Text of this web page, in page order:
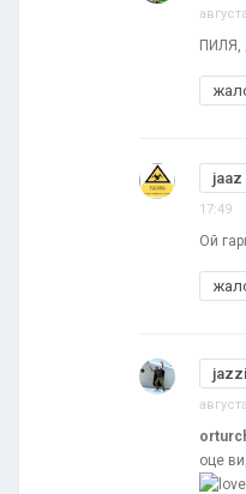
ПИЛЯ,
jaaz
17:49
Ой
оце